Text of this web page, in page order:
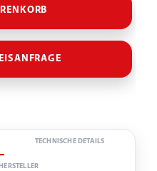
TECHNISCHE DETAILS